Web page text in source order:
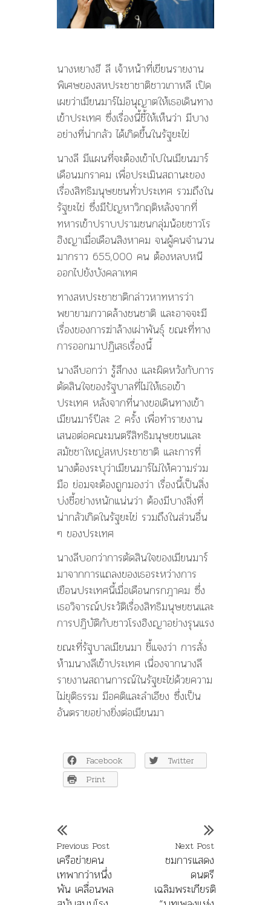
นางหยางฮี ลี เจ้าหน้าที่เขียนรายงาน
พิเศษของสหประชาชาติชาวเกาหลี เปิด
เผยว่าเมียนมาร์ไม่อนุญาตให้เธอเดินทาง
เข้าประเทศ ซึ่งเรื่องนี้ชี้ให้เห็นว่า มีบาง
อย่างที่น่ากลัว ได้เกิดขึ้นในรัฐยะไข่
นางลี มีแผนที่จะต้องเข้าไปในเมียนมาร์
เดือนมกราคม เพื่อประเมินสถานะของ
เรื่องสิทธิมนุษยชนทั่วประเทศ รวมถึงใน
รัฐยะไข่ ซึ่งมีปัญหาวิกฤติหลังจากที่
ทหารเข้าปราบปรามชนกลุ่มน้อยชาวโร
ฮิงญาเมื่อเดือนสิงหาคม จนผู้คนจำนวน
มากราว 655,000 คน ต้องหลบหนี
ออกไปยังบังคลาเทศ
ทางสหประชาชาติกล่าวหาทหารว่า
พยายามกวาดล้างชนชาติ และอาจจะมี
เรื่องของการฆ่าล้างเผ่าพันธุ์ ขณะที่ทาง
การออกมาปฏิเสธเรื่องนี้
นางลีบอกว่า รู้สึกงง และผิดหวังกับการ
ตัดสินใจของรัฐบาลที่ไม่ให้เธอเข้า
ประเทศ หลังจากที่นางขอเดินทางเข้า
เมียนมาร์ปีละ 2 ครั้ง เพื่อทำรายงาน
เสนอต่อคณะมนตรีสิทธิมนุษยชนและ
สมัชชาใหญ่สหประชาชาติ และการที่
นางต้องระบุว่าเมียนมาร์ไม่ให้ความร่วม
มือ ย่อมจะต้องถูกมองว่า เรื่องนี้เป็นสิ่ง
บ่งชี้อย่างหนักแน่นว่า ต้องมีบางสิ่งที่
น่ากลัวเกิดในรัฐยะไข่ รวมถึงในส่วนอื่น
ๆ ของประเทศ
นางลีบอกว่าการตัดสินใจของเมียนมาร์
มาจากการแถลงของเธอระหว่างการ
เยือนประเทศนี้เมื่อเดือนกรกฎาคม ซึ่ง
เธอวิจารณ์ประวัติเรื่องสิทธิมนุษยชนและ
การปฏิบัติกับชาวโรงฮิงญาอย่างรุนแรง
ขณะที่รัฐบาลเมียนมา ชี้แจงว่า การสั่ง
ห้ามนางลีเข้าประเทศ เนื่องจากนางลี
รายงานสถานการณ์ในรัฐยะไข่ด้วยความ
ไม่ยุติธรรม มีอคติและลำเอียง ซึ่งเป็น
อันตรายอย่างยิ่งต่อเมียนมา
Facebook
Twitter
Print
Previous Post
เครือข่ายคน
เทพากว่าหนึ่ง
พัน เคลื่อนพล
Next Post
ชมการแสดง
ดนตรี
เฉลิมพระเกียรติ